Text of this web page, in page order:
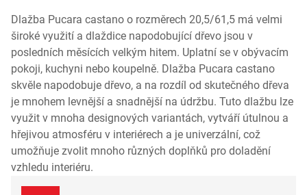
Dlažba Pucara castano o rozměrech 20,5/61,5 má velmi
široké využití a dlaždice napodobující dřevo jsou v
posledních měsících velkým hitem. Uplatní se v obývacím
pokoji, kuchyni nebo koupelně. Dlažba Pucara castano
skvěle napodobuje dřevo, a na rozdíl od skutečného dřeva
je mnohem levnější a snadnější na údržbu. Tuto dlažbu lze
využit v mnoha designových variantách, vytváří útulnou a
hřejivou atmosféru v interiérech a je univerzální, což
umožňuje zvolit mnoho různých doplňků pro doladění
vzhledu interiéru.